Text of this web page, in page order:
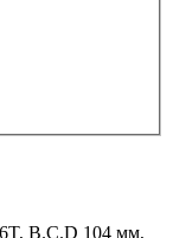
B.C.D 104 мм,